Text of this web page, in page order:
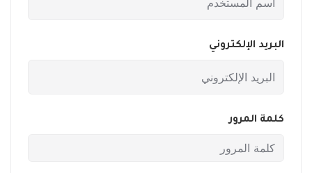
البريد الإلكتروني
كلمة المرور